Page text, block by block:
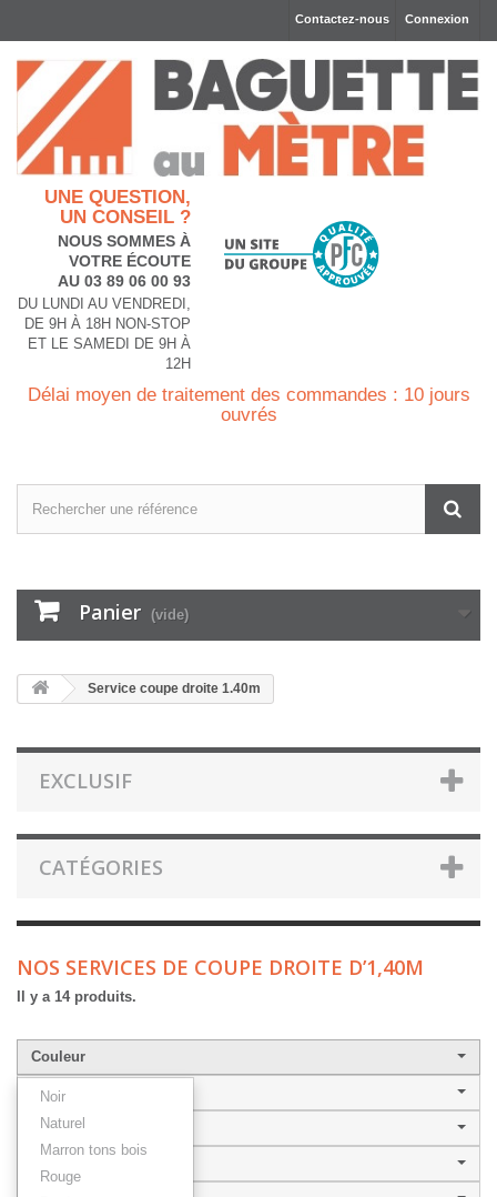
Connexion
Contactez-nous
UNE QUESTION,
UN CONSEIL ?
NOUS SOMMES À
VOTRE ÉCOUTE
AU 03 89 06 00 93
DU LUNDI AU VENDREDI,
DE 9H À 18H NON-STOP
ET LE SAMEDI DE 9H À
12H
Délai moyen de traitement des commandes : 10 jours
ouvrés
Panier (vide)
Service coupe droite 1.40m
EXCLUSIF
CATÉGORIES
NOS SERVICES DE COUPE DROITE D’1,40M
Il y a 14 produits.
Couleur
Noir
Naturel
Marron tons bois
Rouge
Largeur de baguette
Style